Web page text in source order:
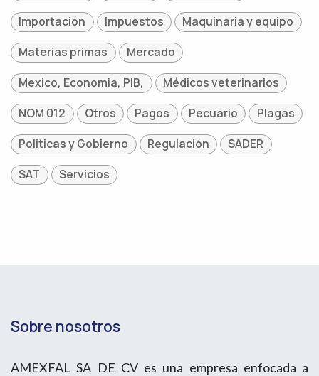
Importación
Impuestos
Maquinaria y equipo
Materias primas
Mercado
Mexico, Economia, PIB,
Médicos veterinarios
NOM 012
Otros Pagos Pecuario
Plagas
Politicas y Gobierno
Regulación
SADER
SAT
Servicios
Sobre nosotros
AMEXFAL SA DE CV es una empresa enfocada a